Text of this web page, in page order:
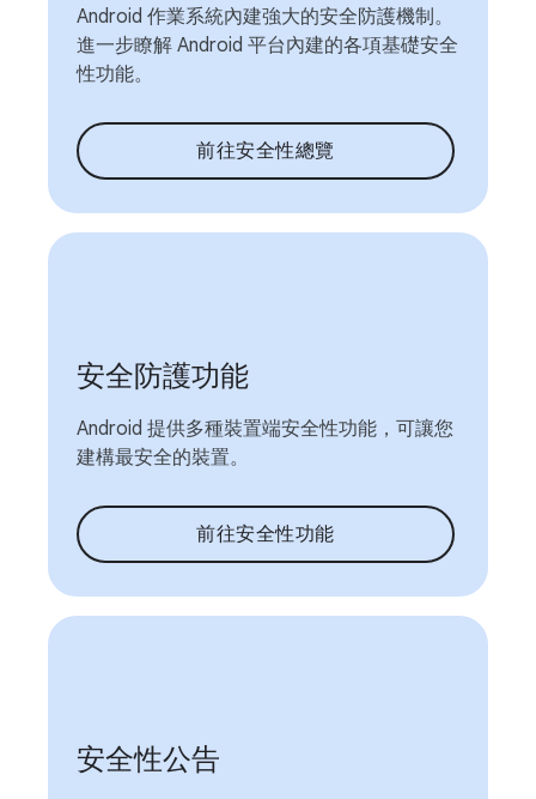
Android 作業系統內建強大的安全防護機制。
進一步瞭解 Android 平台內建的各項基礎安全
性功能。
前往安全性總覽
安全防護功能
Android 提供多種裝置端安全性功能，可讓您
建構最安全的裝置。
前往安全性功能
安全性公告